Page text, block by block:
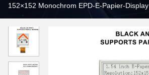
152×152 Monochrom EPD-E-Papier-Display